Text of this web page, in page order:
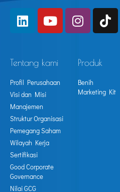
Tentang kami
Profil Perusahaan
Visi dan Misi
Manajemen
Struktur Organisasi
Pemegang Saham
Wilayah Kerja
Sertifikasi
Good Corporate
Governance
Nilai GCG
Produk
Benih
Marketing Kit